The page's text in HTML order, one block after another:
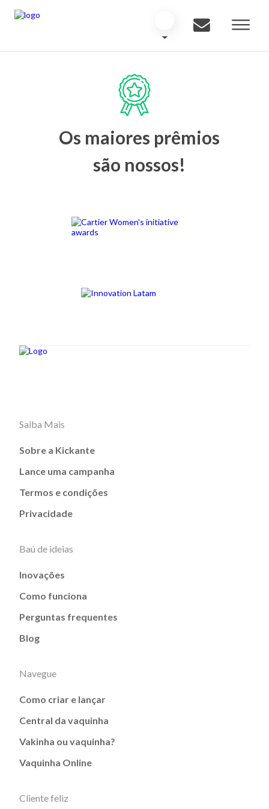
Os maiores prêmios
são nossos!
Saiba Mais
Sobre a Kickante
Lance uma campanha
Termos e condições
Privacidade
Baú de ideias
Inovações
Como funciona
Perguntas frequentes
Blog
Navegue
Como criar e lançar
Central da vaquinha
Vakinha ou vaquinha?
Vaquinha Online
Cliente feliz